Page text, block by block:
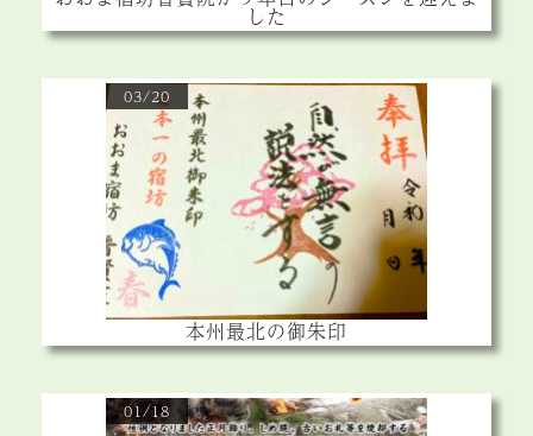
した
03/20
本州最北の御朱印
01/18